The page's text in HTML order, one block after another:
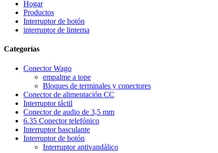
Hogar
Productos
Interruptor de botón
interruptor de linterna
Categorías
Conector Wago
empalme a tope
Bloques de terminales y conectores
Conector de alimentación CC
Interruptor táctil
Conector de audio de 3,5 mm
6.35 Conector telefónico
Interruptor basculante
Interruptor de botón
Interruptor antivandálico